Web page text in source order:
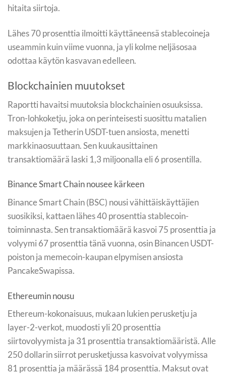
hitaita siirtoja.
Lähes 70 prosenttia ilmoitti käyttäneensä stablecoineja
useammin kuin viime vuonna, ja yli kolme neljäsosaa
odottaa käytön kasvavan edelleen.
Blockchainien muutokset
Raportti havaitsi muutoksia blockchainien osuuksissa.
Tron-lohkoketju, joka on perinteisesti suosittu matalien
maksujen ja Tetherin USDT-tuen ansiosta, menetti
markkinaosuuttaan. Sen kuukausittainen
transaktiomäärä laski 1,3 miljoonalla eli 6 prosentilla.
Binance Smart Chain nousee kärkeen
Binance Smart Chain (BSC) nousi vähittäiskäyttäjien
suosikiksi, kattaen lähes 40 prosenttia stablecoin-
toiminnasta. Sen transaktiomäärä kasvoi 75 prosenttia ja
volyymi 67 prosenttia tänä vuonna, osin Binancen USDT-
poiston ja memecoin-kaupan elpymisen ansiosta
PancakeSwapissa.
Ethereumin nousu
Ethereum-kokonaisuus, mukaan lukien perusketju ja
layer-2-verkot, muodosti yli 20 prosenttia
siirtovolyymista ja 31 prosenttia transaktiomääristä. Alle
250 dollarin siirrot perusketjussa kasvoivat volyymissa
81 prosenttia ja määrässä 184 prosenttia. Maksut ovat